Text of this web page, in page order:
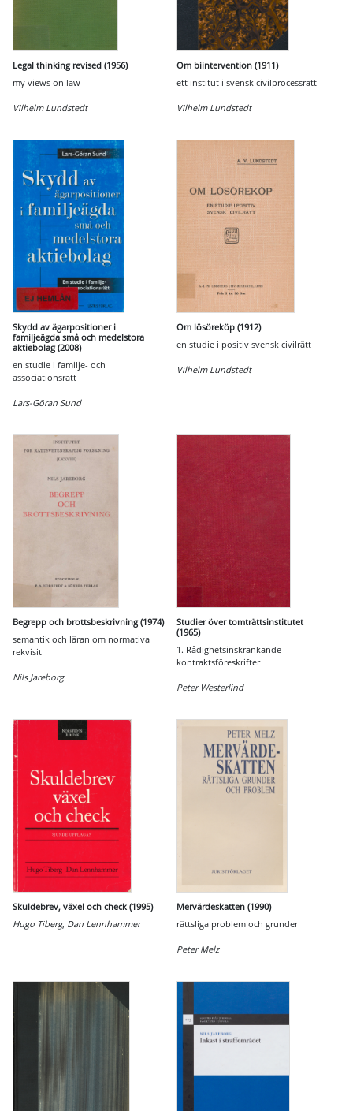
Legal thinking revised (1956)
my views on law
Vilhelm Lundstedt
Om biintervention (1911)
ett institut i svensk civilprocessrätt
Vilhelm Lundstedt
Skydd av ägarpositioner i
familjeägda små och medelstora
aktiebolag (2008)
en studie i familje- och
associationsrätt
Lars-Göran Sund
Om lösöreköp (1912)
en studie i positiv svensk civilrätt
Vilhelm Lundstedt
Begrepp och brottsbeskrivning (1974)
semantik och läran om normativa
rekvisit
Nils Jareborg
Studier över tomträttsinstitutet
(1965)
1. Rådighetsinskränkande
kontraktsföreskrifter
Peter Westerlind
Skuldebrev, växel och check (1995)
Hugo Tiberg, Dan Lennhammer
Mervärdeskatten (1990)
rättsliga problem och grunder
Peter Melz